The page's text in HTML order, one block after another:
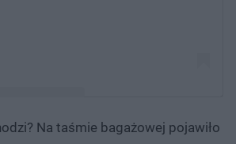
Na taśmie bagażowej pojawiło